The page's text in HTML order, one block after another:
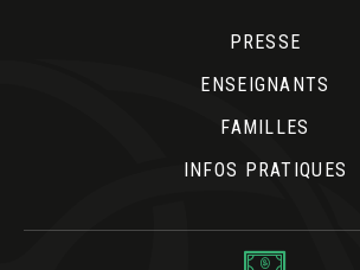
PRESSE
ENSEIGNANTS
FAMILLES
INFOS PRATIQUES